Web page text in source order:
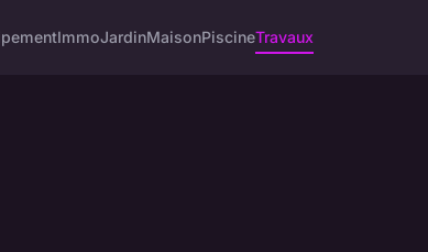
ImmoJardinMaisonPiscineTravaux